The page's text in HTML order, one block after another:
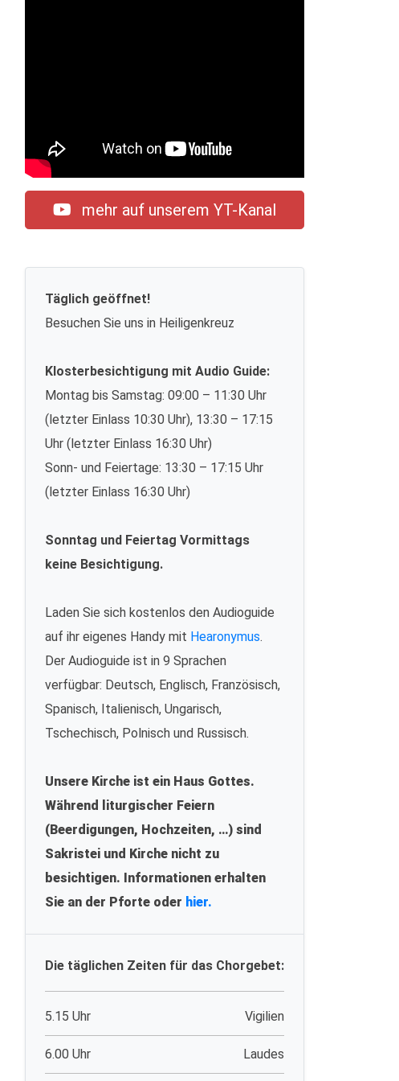
mehr auf unserem YT-Kanal
Täglich geöffnet!
Besuchen Sie uns in Heiligenkreuz
Klosterbesichtigung mit Audio Guide:
Montag bis Samstag: 09:00 – 11:30 Uhr
(letzter Einlass 10:30 Uhr), 13:30 – 17:15
Uhr (letzter Einlass 16:30 Uhr)
Sonn- und Feiertage: 13:30 – 17:15 Uhr
(letzter Einlass 16:30 Uhr)
Sonntag und Feiertag Vormittags
keine Besichtigung.
Laden Sie sich kostenlos den Audioguide
auf ihr eigenes Handy mit Hearonymus.
Der Audioguide ist in 9 Sprachen
verfügbar: Deutsch, Englisch, Französisch,
Spanisch, Italienisch, Ungarisch,
Tschechisch, Polnisch und Russisch.
Unsere Kirche ist ein Haus Gottes.
Während liturgischer Feiern
(Beerdigungen, Hochzeiten, …) sind
Sakristei und Kirche nicht zu
besichtigen. Informationen erhalten
Sie an der Pforte oder hier.
Die täglichen Zeiten für das Chorgebet:
5.15 Uhr Vigilien
6.00 Uhr Laudes